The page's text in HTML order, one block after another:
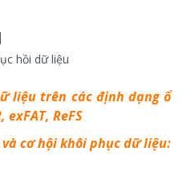
hồi dữ liệu
liệu trên các định dạng ổ
exFAT, ReFS
cơ hội khôi phục dữ liệu: